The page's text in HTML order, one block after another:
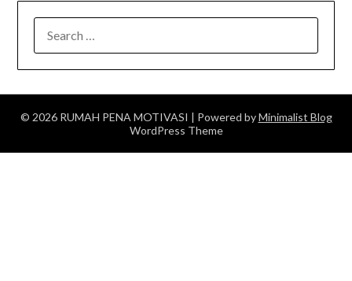
FOR:
© 2026 RUMAH PENA MOTIVASI | Powered byMinimalist Blog
WordPress Theme